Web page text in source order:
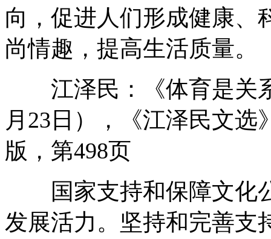
向，促进人们形成健康、
尚情趣，提高生活质量。
江泽民：《体育是关系
月23日），《江泽民文选
版，第498页
国家支持和保障文化
发展活力。坚持和完善支